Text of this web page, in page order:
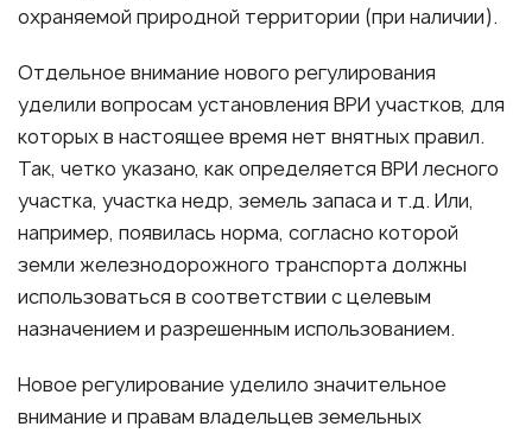
охраняемой природной территории (при наличии).
Отдельное внимание нового регулирования
уделили вопросам установления ВРИ участков, для
которых в настоящее время нет внятных правил.
Так, четко указано, как определяется ВРИ лесного
участка, участка недр, земель запаса и т.д. Или,
например, появилась норма, согласно которой
земли железнодорожного транспорта должны
использоваться в соответствии с целевым
назначением и разрешенным использованием.
Новое регулирование уделило значительное
внимание и правам владельцев земельных